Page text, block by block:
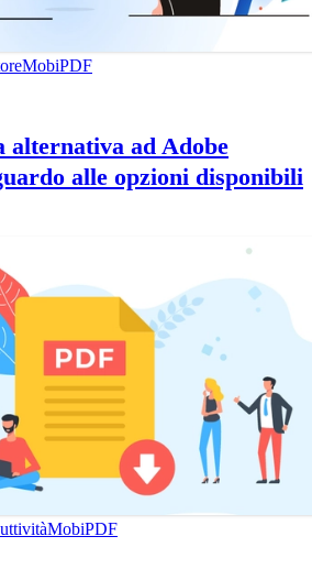
MobiPDF
alternativa ad Adobe
alle opzioni disponibili
MobiPDF